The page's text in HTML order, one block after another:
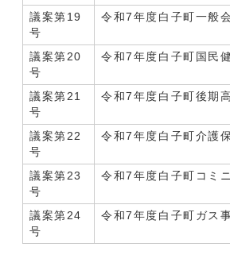
議案第19
号
令和7年度白子町一般
議案第20
号
令和7年度白子町国民
議案第21
号
令和7年度白子町後期
議案第22
号
令和7年度白子町介護
議案第23
号
令和7年度白子町コミ
議案第24
号
令和7年度白子町ガス